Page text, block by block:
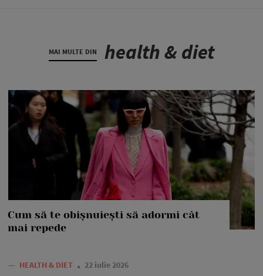
MAI MULTE DIN health & diet
Cum să te obișnuiești să adormi cât
mai repede
— HEALTH & DIET 22 iulie 2026